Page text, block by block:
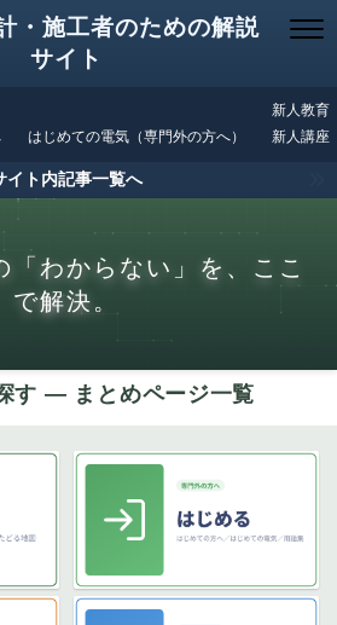
・施工者のための解説
サイト
はじめての電気（専門外の方へ）
新人教育
新人講座
イト内記事一覧へ
「わからない」を、ここ
で解決。